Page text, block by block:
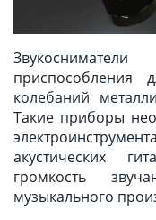
приспособления
колебаний
Такие приборы
акустических
громкость
музыкального